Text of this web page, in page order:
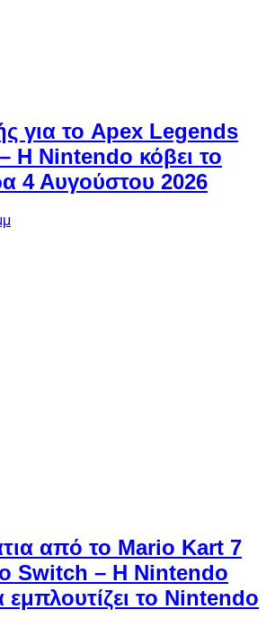
για το Apex Legends
Η Nintendo κόβει το
4 Αυγούστου 2026
από το Mario Kart 7
Switch – Η Nintendo
εμπλουτίζει το Nintendo